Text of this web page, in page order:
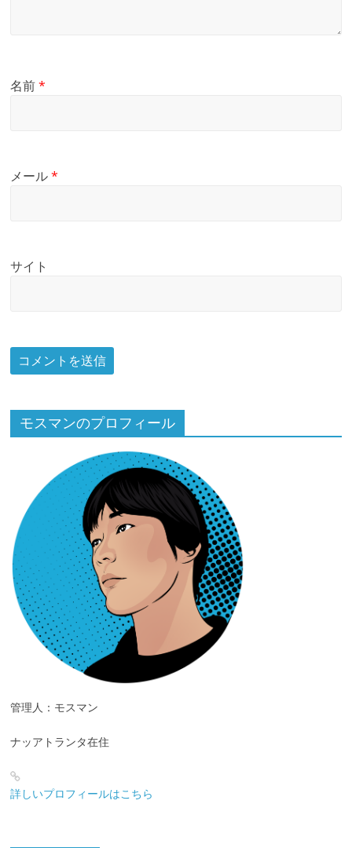
名前*
メール*
サイト
モスマンのプロフィール
管理人：モスマン
ナッアトランタ在住
詳しいプロフィールはこちら